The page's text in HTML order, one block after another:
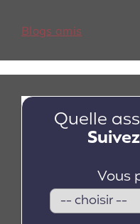
Blogs amis